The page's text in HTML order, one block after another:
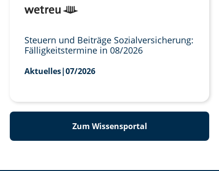
Steuern und Beiträge Sozialversicherung:
Fälligkeitstermine in 08/2026
Aktuelles|07/2026
Zum Wissensportal